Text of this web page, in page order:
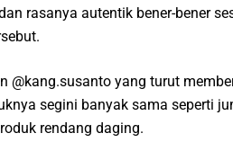
rasanya autentik bener-bener
@kang.susanto yang turut
segini banyak sama seperti
rendang daging.